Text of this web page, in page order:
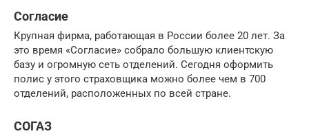
Согласие
Крупная фирма, работающая в России более 20 лет. За
это время «Согласие» собрало большую клиентскую
базу и огромную сеть отделений. Сегодня оформить
полис у этого страховщика можно более чем в 700
отделений, расположенных по всей стране.
СОГАЗ